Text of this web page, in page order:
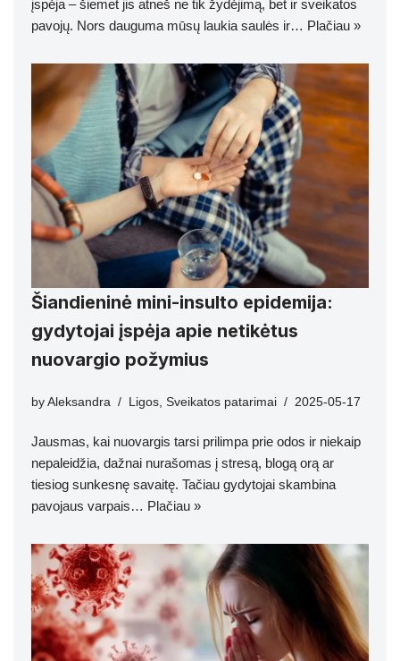
įspėja – šiemet jis atneš ne tik žydėjimą, bet ir sveikatos
pavojų. Nors dauguma mūsų laukia saulės ir… Plačiau »
Šiandieninė mini-insulto epidemija:
gydytojai įspėja apie netikėtus
nuovargio požymius
by Aleksandra Ligos Sveikatos patarimai 2025-05-17
Jausmas, kai nuovargis tarsi prilimpa prie odos ir niekaip
nepaleidžia, dažnai nurašomas į stresą, blogą orą ar
tiesiog sunkesnę savaitę. Tačiau gydytojai skambina
pavojaus varpais… Plačiau »